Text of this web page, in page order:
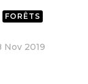
FORÊTS
Nov 2019